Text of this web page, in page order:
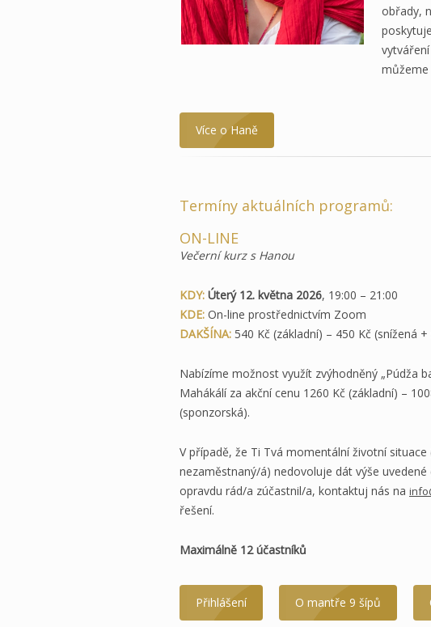
obřady,
můžeme
Více o Haně
Termíny aktuálních programů:
ON-LINE
Večerní kurz s Hanou
KDY: Úterý 12. května 2026, 19:00 – 21:00
KDE: On-line prostřednictvím Zoom
DAKŠÍNA: 540 Kč (základní) – 450 Kč (snížená
Nabízíme možnost využít zvýhodněný „Púdža
Mahákálí za akční cenu 1260 Kč (základní) –
(sponzorská).
V případě, že Ti Tvá momentální životní
nezaměstnaný/á) nedovoluje dát výše
opravdu rád/a zúčastnil/a, kontaktuj nás na
řešení.
Maximálně 12 účastníků
Přihlášení O mantře 9 šípů